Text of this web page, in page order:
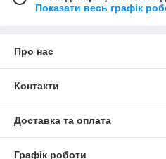
Показати весь графік
Про нас
Контакти
Доставка та оплата
Графік роботи